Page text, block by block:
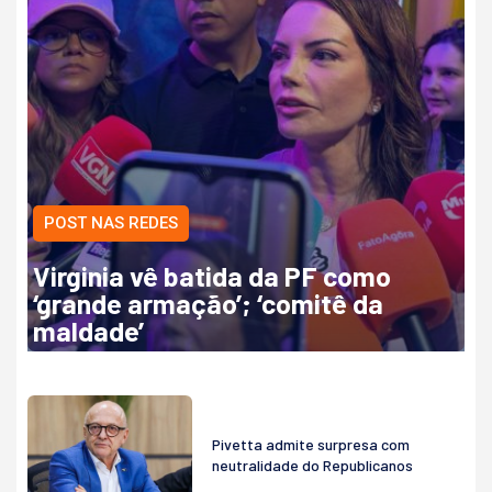
POST NAS REDES
Virginia vê batida da PF como
‘grande armação’; ‘comitê da
maldade’
Pivetta admite surpresa com
neutralidade do Republicanos